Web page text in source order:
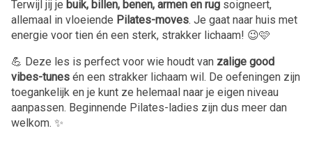
Terwijl jij je buik, billen, benen, armen en rug soigneert,
allemaal in vloeiende Pilates-moves. Je gaat naar huis met
energie voor tien én een sterk, strakker lichaam! 😉🩷
💪 Deze les is perfect voor wie houdt van zalige good
vibes-tunes én een strakker lichaam wil. De oefeningen zijn
toegankelijk en je kunt ze helemaal naar je eigen niveau
aanpassen. Beginnende Pilates-ladies zijn dus meer dan
welkom. ✨